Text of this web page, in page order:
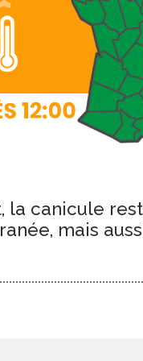
la canicule
mais